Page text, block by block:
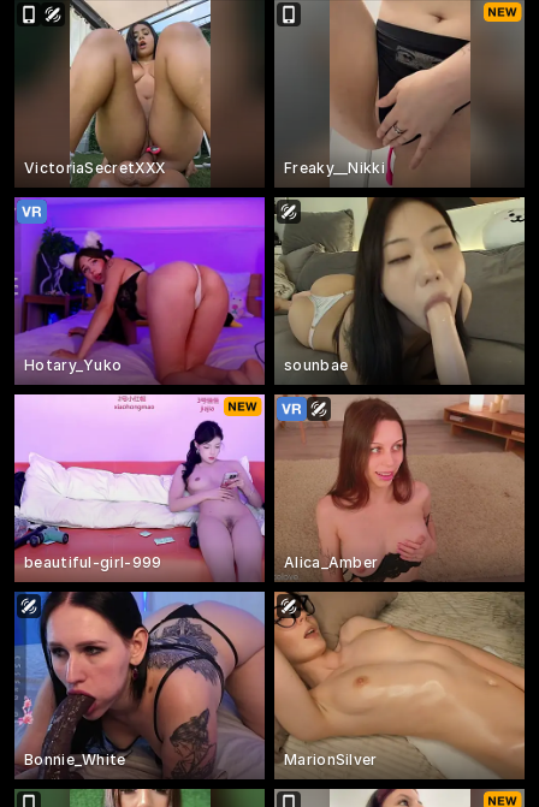
VictoriaSecretXXX Freaky__Nikki
Hotary_Yuko sounbae
beautiful-girl-999 Alica_Amber
Bonnie_White MarionSilver